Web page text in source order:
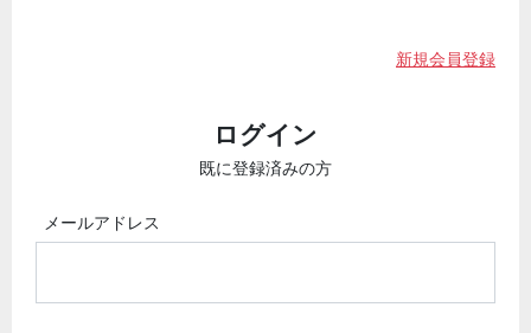
新規会員登録
ログイン
既に登録済みの方
メールアドレス